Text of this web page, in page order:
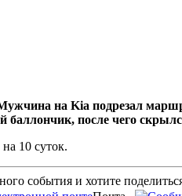
на Kia подрезал
баллончик, после чего
10 суток.
события и хотите